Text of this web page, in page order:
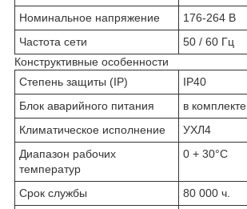
Номинальное напряжение
176-264 В
Частота сети
50 / 60 Гц
Конструктивные особенности
Степень защиты (IP)
IP40
Блок аварийного питания
в комплекте
Климатическое исполнение
УХЛ4
Диапазон рабочих
температур
0 + 30°C
Срок службы
80 000 ч.